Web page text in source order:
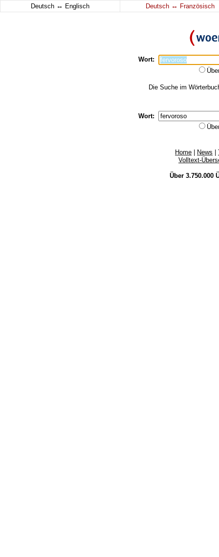
Deutsch ↔ Englisch Deutsch ↔ Französisch
Wort:
Die Suche im
Wort:
Home News
Volltext-
Über 3.750.000